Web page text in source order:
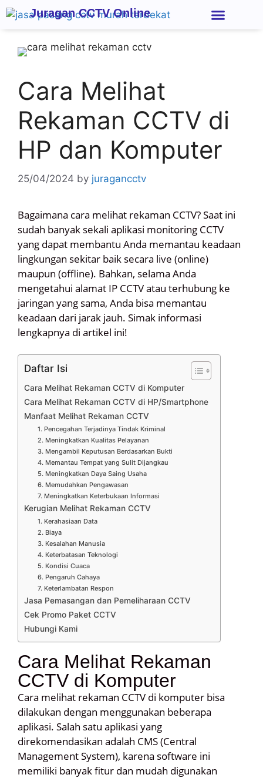
Juragan CCTV Online
Cara Melihat
Rekaman CCTV di
HP dan Komputer
25/04/2024 by juragancctv
Bagaimana cara melihat rekaman CCTV? Saat ini
sudah banyak sekali aplikasi monitoring CCTV
yang dapat membantu Anda memantau keadaan
lingkungan sekitar baik secara live (online)
maupun (offline). Bahkan, selama Anda
mengetahui alamat IP CCTV atau terhubung ke
jaringan yang sama, Anda bisa memantau
keadaan dari jarak jauh. Simak informasi
lengkapnya di artikel ini!
Daftar Isi
Cara Melihat Rekaman CCTV di Komputer
Cara Melihat Rekaman CCTV di HP/Smartphone
Manfaat Melihat Rekaman CCTV
1. Pencegahan Terjadinya Tindak Kriminal
2. Meningkatkan Kualitas Pelayanan
3. Mengambil Keputusan Berdasarkan Bukti
4. Memantau Tempat yang Sulit Dijangkau
5. Meningkatkan Daya Saing Usaha
6. Memudahkan Pengawasan
7. Meningkatkan Keterbukaan Informasi
Kerugian Melihat Rekaman CCTV
1. Kerahasiaan Data
2. Biaya
3. Kesalahan Manusia
4. Keterbatasan Teknologi
5. Kondisi Cuaca
6. Pengaruh Cahaya
7. Keterlambatan Respon
Jasa Pemasangan dan Pemeliharaan CCTV
Cek Promo Paket CCTV
Hubungi Kami
Cara Melihat Rekaman
CCTV di Komputer
Cara melihat rekaman CCTV di komputer bisa
dilakukan dengan menggunakan beberapa
aplikasi. Salah satu aplikasi yang
direkomendasikan adalah CMS (Central
Management System), karena software ini
memiliki banyak fitur dan mudah digunakan